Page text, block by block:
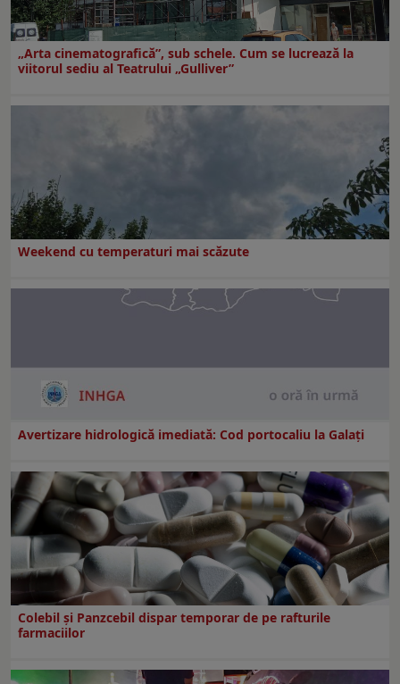
„Arta cinematografică”, sub schele. Cum se lucrează la
viitorul sediu al Teatrului „Gulliver”
Weekend cu temperaturi mai scăzute
Avertizare hidrologică imediată: Cod portocaliu la Galaţi
Colebil și Panzcebil dispar temporar de pe rafturile
farmaciilor